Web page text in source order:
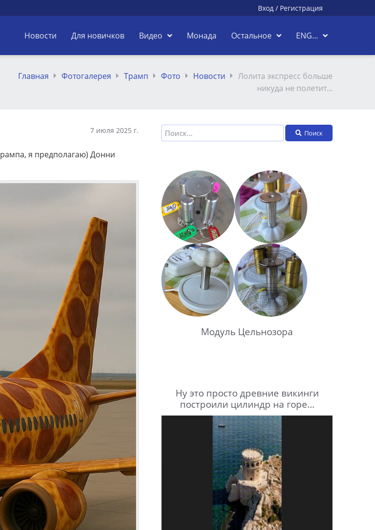
Вход / Регистрация
Новости Для новичков Видео Монада Остальное ENG...
Главная Фотогалерея Трамп Фото Новости
Лолита экспресс больше
никуда не полетит...
7 июля 2025 г.
я предполагаю) Донни
Поиск
Модуль Цельнозора
Ну это просто древние викинги
построили цилиндр на горе...